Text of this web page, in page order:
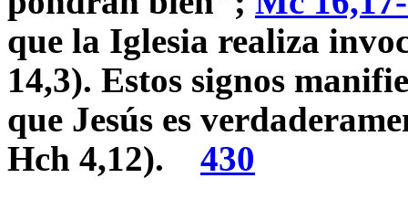
que la Iglesia realiza
14,3). Estos signos
que Jesús es
Hch 4,12).
430